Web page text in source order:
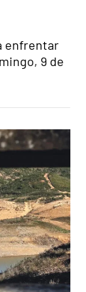
enfrentar
9 de